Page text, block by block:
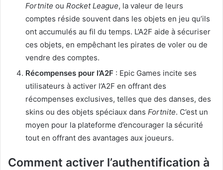
Fortnite ou Rocket League, la valeur de leurs
comptes réside souvent dans les objets en jeu qu’ils
ont accumulés au fil du temps. L’A2F aide à sécuriser
ces objets, en empêchant les pirates de voler ou de
vendre des comptes.
Récompenses pour l’A2F : Epic Games incite ses
utilisateurs à activer l’A2F en offrant des
récompenses exclusives, telles que des danses, des
skins ou des objets spéciaux dans Fortnite. C’est un
moyen pour la plateforme d’encourager la sécurité
tout en offrant des avantages aux joueurs.
Comment activer l’authentification à